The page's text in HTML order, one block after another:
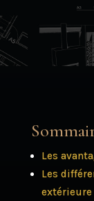
Les
Les
extérieure